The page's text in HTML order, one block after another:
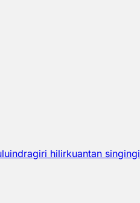
indragiri hilirkuantan singingi